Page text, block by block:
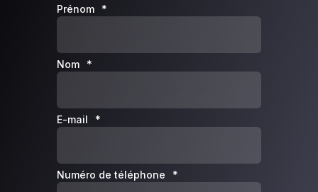
Prénom *
Nom *
E-mail *
Numéro de téléphone *